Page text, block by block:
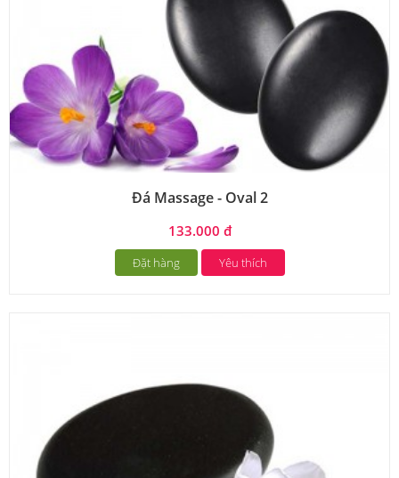
Đá Massage - Oval 2
133.000 đ
Đặt hàng Yêu thích